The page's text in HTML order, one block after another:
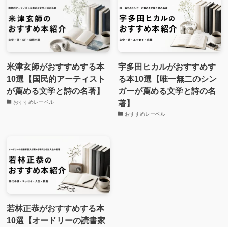
米津玄師がおすすめする本
10選【国民的アーティスト
が薦める文学と詩の名著】
おすすめレーベル
宇多田ヒカルがおすすめす
る本10選【唯一無二のシン
ガーが薦める文学と詩の名
著】
おすすめレーベル
若林正恭がおすすめする本
10選【オードリーの読書家